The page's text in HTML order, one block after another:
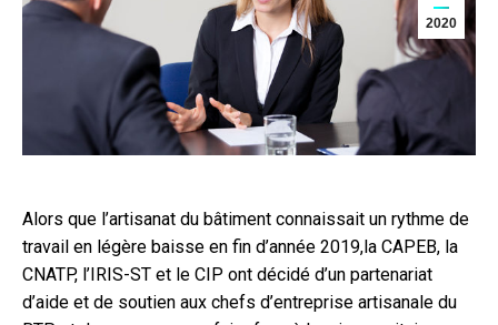
2020
Alors que l’artisanat du bâtiment connaissait un rythme de
travail en légère baisse en fin d’année 2019,la CAPEB, la
CNATP, l’IRIS-ST et le CIP ont décidé d’un partenariat
d’aide et de soutien aux chefs d’entreprise artisanale du